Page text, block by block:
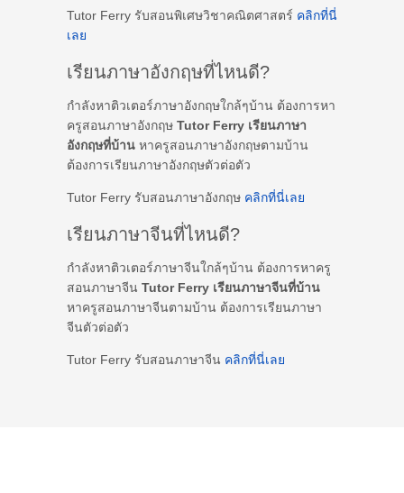
Tutor Ferry รับสอนพิเศษวิชาคณิตศาสตร์ คลิกที่นี่
เลย
เรียนภาษาอังกฤษที่ไหนดี?
กำลังหาติวเตอร์ภาษาอังกฤษใกล้ๆบ้าน ต้องการหา
ครูสอนภาษาอังกฤษ Tutor Ferry เรียนภาษา
อังกฤษที่บ้าน หาครูสอนภาษาอังกฤษตามบ้าน
ต้องการเรียนภาษาอังกฤษตัวต่อตัว
Tutor Ferry รับสอนภาษาอังกฤษ คลิกที่นี่เลย
เรียนภาษาจีนที่ไหนดี?
กำลังหาติวเตอร์ภาษาจีนใกล้ๆบ้าน ต้องการหาครู
สอนภาษาจีน Tutor Ferry เรียนภาษาจีนที่บ้าน
หาครูสอนภาษาจีนตามบ้าน ต้องการเรียนภาษา
จีนตัวต่อตัว
Tutor Ferry รับสอนภาษาจีน คลิกที่นี่เลย